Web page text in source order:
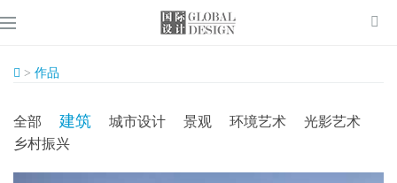
> 作品
全部 建筑 城市设计 景观 环境艺术
光影艺术
乡村振兴